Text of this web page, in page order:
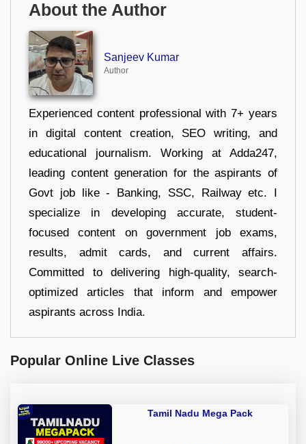
About the Author
Sanjeev Kumar
Author
Experienced content professional with 7+ years
in digital content creation, SEO writing, and
educational journalism. Working at Adda247,
leading content generation for the aspirants of
Govt job like - Banking, SSC, Railway etc. I
specialize in developing accurate, student-
focused content on government job exams,
results, admit cards, and current affairs.
Committed to delivering high-quality, search-
optimized articles that inform and empower
aspirants across India.
Popular Online Live Classes
Tamil Nadu Mega Pack